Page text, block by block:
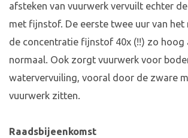
afsteken van vuurwerk vervuilt echter
met fijnstof. De eerste twee uur van het
de concentratie fijnstof 40x (!!) zo hoog
normaal. Ook zorgt vuurwerk voor
watervervuiling, vooral door de zware
vuurwerk zitten.
Raadsbijeenkomst